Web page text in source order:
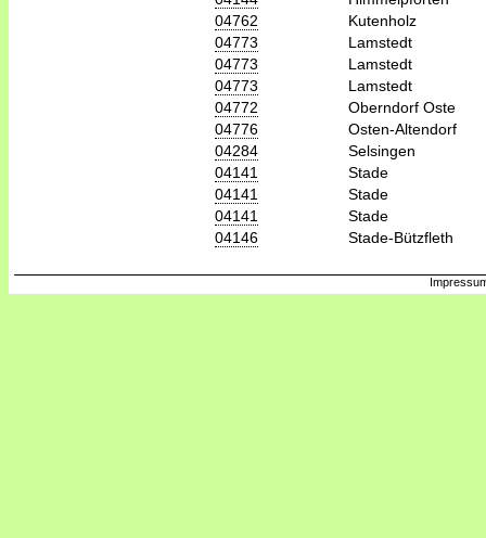
04762
Kutenholz
04773
Lamstedt
04773
Lamstedt
04773
Lamstedt
04772
Oberndorf Oste
04776
Osten-Altendorf
04284
Selsingen
04141
Stade
04141
Stade
04141
Stade
04146
Stade-Bützfleth